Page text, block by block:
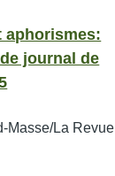
aphorismes:
journal de
Masse/La Revue